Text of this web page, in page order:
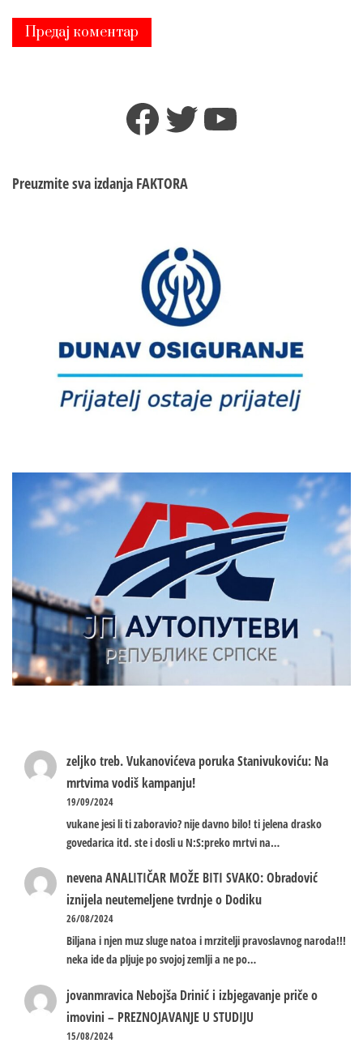
Facebook
TwitterYouTube
Preuzmite sva izdanja FAKTORA
zeljko treb.Vukanovićeva poruka Stanivukoviću: Na
mrtvima vodiš kampanju!
19/09/2024
vukane jesi li ti zaboravio? nije davno bilo! ti jelena drasko
govedarica itd. ste i dosli u N:S:preko mrtvi na…
nevenaANALITIČAR MOŽE BITI SVAKO: Obradović
iznijela neutemeljene tvrdnje o Dodiku
26/08/2024
Biljana i njen muz sluge natoa i mrzitelji pravoslavnog naroda!!!
neka ide da pljuje po svojoj zemlji a ne po…
jovanmravica Nebojša Drinić i izbjegavanje priče o
imovini – PREZNOJAVANJE U STUDIJU
15/08/2024